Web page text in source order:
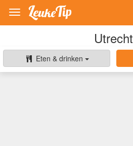
Toggle
navigation
Utrecht
Eten & drinken